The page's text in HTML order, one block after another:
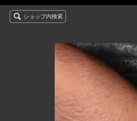
ショップ内検索